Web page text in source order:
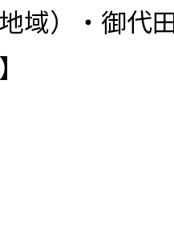
域）・御